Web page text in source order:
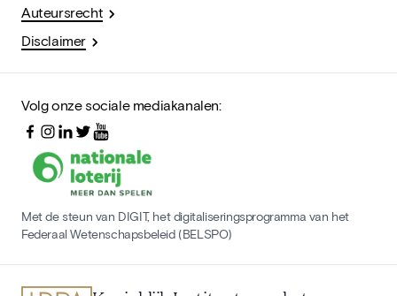
Auteursrecht
Disclaimer
Volg onze sociale mediakanalen:
Met de steun van DIGIT, het digitaliseringsprogramma van het
Federaal Wetenschapsbeleid (BELSPO)